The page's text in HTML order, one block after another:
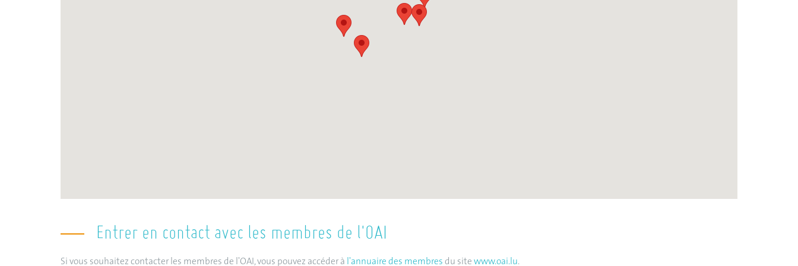
Entrer en contact avec les membres de l'OAI
Si vous souhaitez contacter les membres de l'OAI, vous pouvez accéder à l'annuaire des membres du site www.oai.lu.